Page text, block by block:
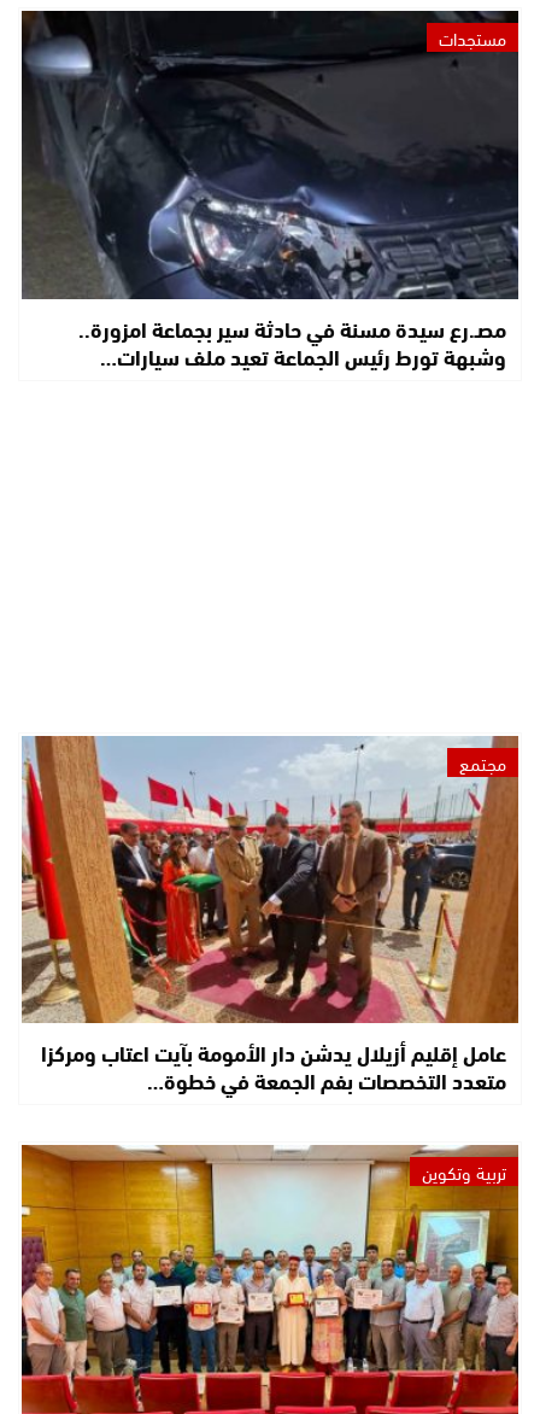
مستجدات
مصـ.رع سيدة مسنة في حادثة سير بجماعة امزورة..
وشبهة تورط رئيس الجماعة تعيد ملف سيارات…
مجتمع
عامل إقليم أزيلال يدشن دار الأمومة بآيت اعتاب ومركزا
متعدد التخصصات بفم الجمعة في خطوة…
تربية وتكوين